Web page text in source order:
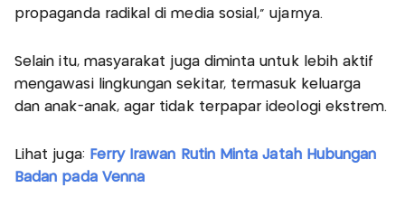
propaganda radikal di media sosial,” ujarnya.
Selain itu, masyarakat juga diminta untuk lebih aktif
mengawasi lingkungan sekitar, termasuk keluarga
dan anak-anak, agar tidak terpapar ideologi ekstrem.
Lihat juga: Ferry Irawan Rutin Minta Jatah Hubungan
Badan pada Venna